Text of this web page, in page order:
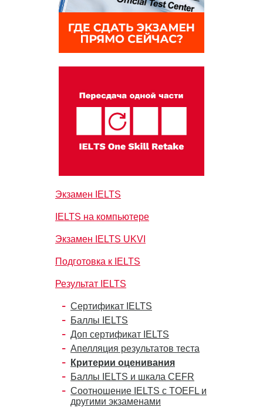
Экзамен IELTS
IELTS на компьютере
Экзамен IELTS UKVI
Подготовка к IELTS
Результат IELTS
Сертификат IELTS
Баллы IELTS
Доп сертификат IELTS
Апелляция результатов теста
Критерии оценивания
Баллы IELTS и шкала CEFR
Соотношение IELTS с TOEFL и
другими экзаменами